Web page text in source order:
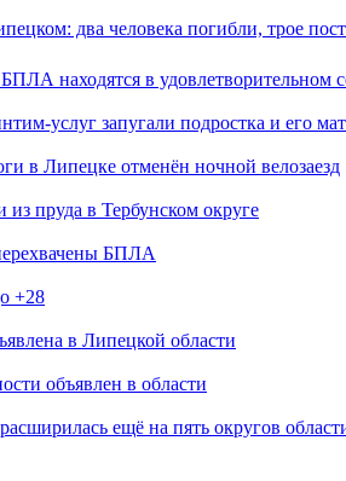
два человека погибли, трое
находятся в удовлетворительном
услуг запугали подростка и его
в Липецке отменён ночной велозаезд
пруда в Тербунском округе
БПЛА
+28
в Липецкой области
объявлен в области
ещё на пять округов